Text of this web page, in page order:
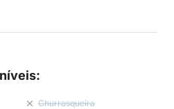
:
Churrasqueira